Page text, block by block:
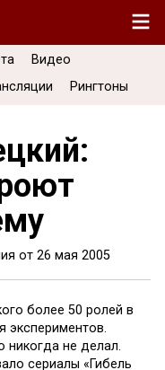
Видео
Рингтоны
от 26 мая 2005
более 50 ролей в
экспериментов.
никогда не делал.
сериалы «Гибель